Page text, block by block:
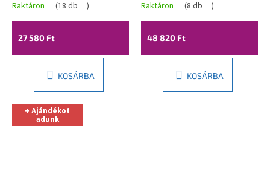
90x90x5cm, akril,
fényes fehér, ERG-V06-
ACR-9090Q-WH-CR
Raktáron (18 db )
27 580 Ft
KOSÁRBA
cm + szifon, fehér matt,
ERG-V06-SMC-7015S-
WH
Raktáron (8 db )
48 820 Ft
KOSÁRBA
+ Ajándékot
adunk